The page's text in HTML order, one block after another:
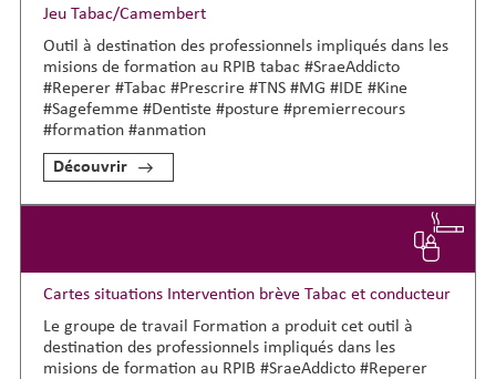
Jeu Tabac/Camembert
Outil à destination des professionnels impliqués dans les
misions de formation au RPIB tabac #SraeAddicto
#Reperer #Tabac #Prescrire #TNS #MG #IDE #Kine
#Sagefemme #Dentiste #posture #premierrecours
#formation #anmation
Découvrir
Cartes situations Intervention brève Tabac et conducteur
Le groupe de travail Formation a produit cet outil à
destination des professionnels impliqués dans les
misions de formation au RPIB #SraeAddicto #Reperer